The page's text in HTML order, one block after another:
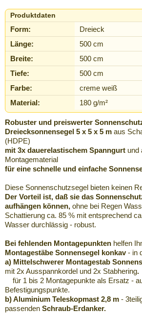
Produktdaten
Form:
Dreieck
Länge:
500 cm
Breite:
500 cm
Tiefe:
500 cm
Farbe:
creme weiß
Material:
180 g/m²
Robuster und preiswerter
Dreiecksonnensegel 5 x 5 x 5 m aus
(HDPE)
mit 3x dauerelastischem Spanngurt und
Montagematerial
für eine schnelle und einfache
Diese Sonnenschutzsegel bieten keinen
Der Vorteil ist, daß sie das
aufhängen können, ohne bei Regen
Schattierung ca. 85 % mit entsprechend
Wasser durchlässig - robust.
Bei fehlenden Montagepunkten helfen
Montagestäbe Sonnensegel konkav- in
a) Mittelschwerer Montagestab
mit 2x Ausspannkordel und 2x Stabhering.
für 1 bis 2 Montagepunkte als Ersatz -
Befestigungspunkte.
b) Aluminium Teleskopmast 2,8 m -
passenden Schraub-Erdanker.